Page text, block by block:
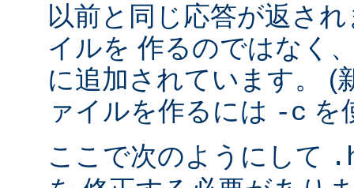
以前と同じ応答が返さ
イルを 作るのではなく
に追加されています。 (
ァイルを作るには -c を
ここで次のようにして